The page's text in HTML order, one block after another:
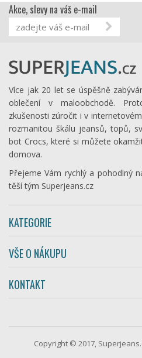
Akce, slevy na váš e-mail
Více jak 20 let se úspěšně
oblečení v maloobchodě.
zkušenosti zúročit i v
rozmanitou škálu jeansů, topů,
bot Crocs, které si můžete
domova.
Přejeme Vám rychlý a pohodlný
těší tým Superjeans.cz
KATEGORIE
VŠE O NÁKUPU
KONTAKT
Copyright © 2017,